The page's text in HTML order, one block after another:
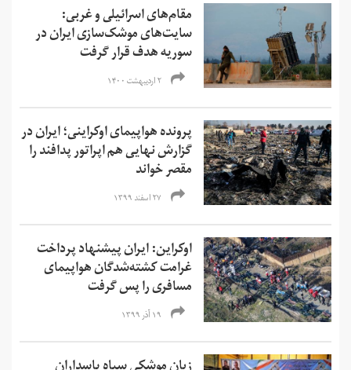
مقام‌های اسرائیلی و غربی:
سایت‌های موشک‌سازی ایران در
سوریه هدف قرار گرفت
۲ اردیبهشت ۱۴۰۰
پرونده هواپیمای اوکراینی؛ ایران در
گزارش نهایی هم اپراتور پدافند را
مقصر خواند
۲۷ اسفند ۱۳۹۹
اوکراین: ایران پیشنهاد پرداخت
غرامت کشته‌شدگان هواپیمای
مسافری را پس گرفت
۱۹ آذر ۱۳۹۹